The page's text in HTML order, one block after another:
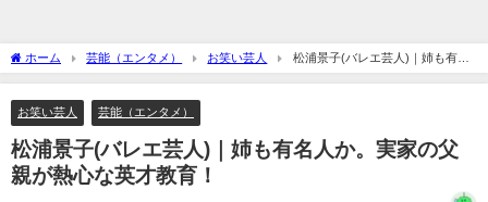
ホーム 芸能（エンタメ） お笑い芸人
松浦景子(バレエ芸人)｜姉も有名
人か。実家の父親が熱心な英才教育！
お笑い芸人 芸能（エンタメ）
松浦景子(バレエ芸人)｜姉も有名人か。実家の父
親が熱心な英才教育！